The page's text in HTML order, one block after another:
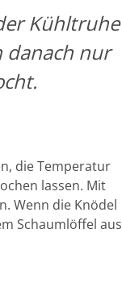
Kühltruhe
danach nur
die Temperatur
lassen. Mit
Wenn die Knödel
Schaumlöffel aus